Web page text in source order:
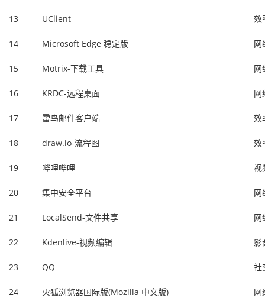
13 UClient 效
14 Microsoft Edge 稳定版 网
15 Motrix-下载工具 网
16 KRDC-远程桌面 网
17 雷鸟邮件客户端 效
18 draw.io-流程图 效
19 哔哩哔哩 视
20 集中安全平台 网
21 LocalSend-文件共享 网
22 Kdenlive-视频编辑 影
23 QQ 社
24 火狐浏览器国际版(Mozilla 中文版) 网